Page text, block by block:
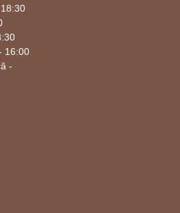
16:00
-